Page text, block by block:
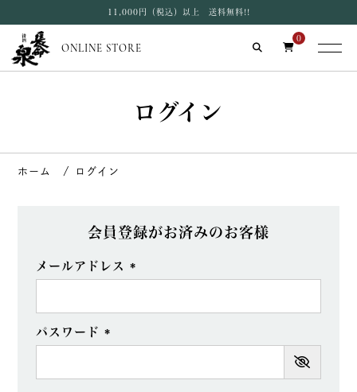
11,000円（税込）以上 送料無料!!
ONLINE STORE
0
ログイン
ログイン
会員登録がお済みのお客様
メールアドレス
パスワード